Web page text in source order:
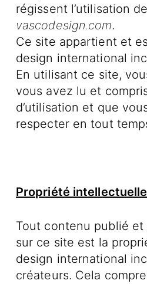
régissent l’utilisation
vascodesign.com.
Ce site appartient et
design international
En utilisant ce site,
vous avez lu et
d’utilisation et que
respecter en tout
Propriété intellectuelle
Tout contenu publié et
sur ce site est la
design international
créateurs. Cela